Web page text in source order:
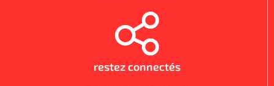
restez connectés